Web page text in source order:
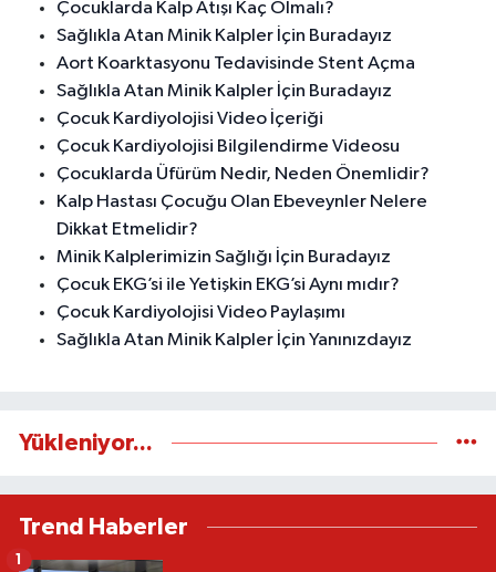
Çocuklarda Kalp Atışı Kaç Olmalı?
Sağlıkla Atan Minik Kalpler İçin Buradayız
Aort Koarktasyonu Tedavisinde Stent Açma
Sağlıkla Atan Minik Kalpler İçin Buradayız
Çocuk Kardiyolojisi Video İçeriği
Çocuk Kardiyolojisi Bilgilendirme Videosu
Çocuklarda Üfürüm Nedir, Neden Önemlidir?
Kalp Hastası Çocuğu Olan Ebeveynler Nelere
Dikkat Etmelidir?
Minik Kalplerimizin Sağlığı İçin Buradayız
Çocuk EKG’si ile Yetişkin EKG’si Aynı mıdır?
Çocuk Kardiyolojisi Video Paylaşımı
Sağlıkla Atan Minik Kalpler İçin Yanınızdayız
Yükleniyor...
Trend Haberler
1